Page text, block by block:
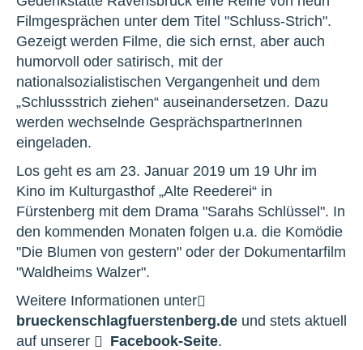
Filmgesprächen unter dem Titel "Schluss-Strich".
Gezeigt werden Filme, die sich ernst, aber auch
humorvoll oder satirisch, mit der
nationalsozialistischen Vergangenheit und dem
„Schlussstrich ziehen“ auseinandersetzen. Dazu
werden wechselnde GesprächspartnerInnen
eingeladen.
Los geht es am 23. Januar 2019 um 19 Uhr im
Kino im Kulturgasthof „Alte Reederei“ in
Fürstenberg mit dem Drama "Sarahs Schlüssel". In
den kommenden Monaten folgen u.a. die Komödie
"Die Blumen von gestern" oder der Dokumentarfilm
"Waldheims Walzer".
Weitere Informationen unter
brueckenschlagfuerstenberg.de und stets aktuell
auf unserer
Facebook-Seite.